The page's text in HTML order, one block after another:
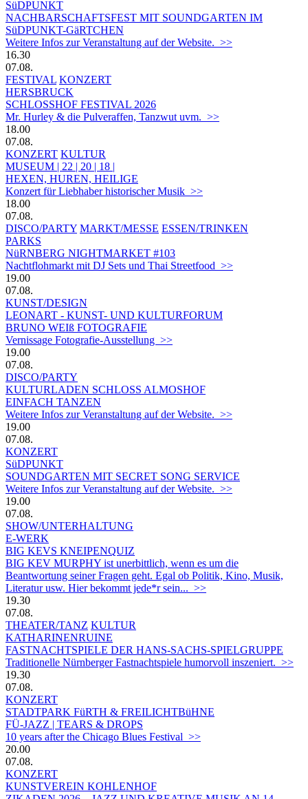
SüDPUNKT
NACHBARSCHAFTSFEST MIT SOUNDGARTEN IM
SüDPUNKT-GäRTCHEN
Weitere Infos zur Veranstaltung auf der Website. >>
16.30
07.08.
FESTIVAL KONZERT
HERSBRUCK
SCHLOSSHOF FESTIVAL 2026
Mr. Hurley & die Pulveraffen, Tanzwut uvm. >>
18.00
07.08.
KONZERT KULTUR
MUSEUM | 22 | 20 | 18 |
HEXEN, HUREN, HEILIGE
Konzert für Liebhaber historischer Musik >>
18.00
07.08.
DISCO/PARTY MARKT/MESSE ESSEN/TRINKEN
PARKS
NüRNBERG NIGHTMARKET #103
Nachtflohmarkt mit DJ Sets und Thai Streetfood >>
19.00
07.08.
KUNST/DESIGN
LEONART - KUNST- UND KULTURFORUM
BRUNO WEIß FOTOGRAFIE
Vernissage Fotografie-Ausstellung >>
19.00
07.08.
DISCO/PARTY
KULTURLADEN SCHLOSS ALMOSHOF
EINFACH TANZEN
Weitere Infos zur Veranstaltung auf der Website. >>
19.00
07.08.
KONZERT
SüDPUNKT
SOUNDGARTEN MIT SECRET SONG SERVICE
Weitere Infos zur Veranstaltung auf der Website. >>
19.00
07.08.
SHOW/UNTERHALTUNG
E-WERK
BIG KEVS KNEIPENQUIZ
BIG KEV MURPHY ist unerbittlich, wenn es um die
Beantwortung seiner Fragen geht. Egal ob Politik, Kino, Musik,
Literatur usw. Hier bekommt jede*r sein... >>
19.30
07.08.
THEATER/TANZ KULTUR
KATHARINENRUINE
FASTNACHTSPIELE DER HANS-SACHS-SPIELGRUPPE
Traditionelle Nürnberger Fastnachtspiele humorvoll inszeniert. >>
19.30
07.08.
KONZERT
STADTPARK FüRTH & FREILICHTBüHNE
FÜ-JAZZ | TEARS & DROPS
10 years after the Chicago Blues Festival >>
20.00
07.08.
KONZERT
KUNSTVEREIN KOHLENHOF